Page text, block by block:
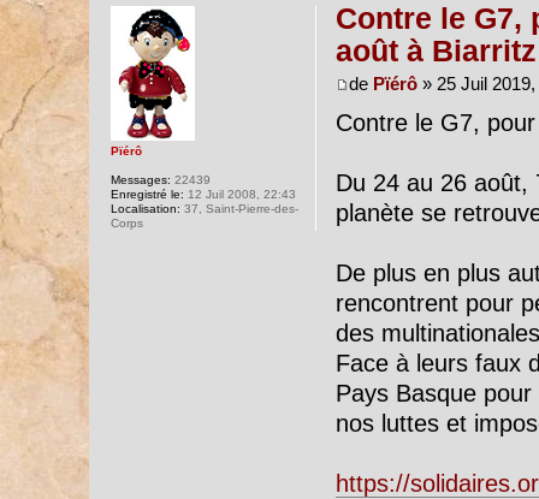
Contre le G7,
août à Biarritz
de Pïérô» 25 Juil 2019,
Contre le G7,
Du 24 au 26 août,
planète se
De plus en plus
rencontrent pour
des
Face à leurs faux
Pays Basque
nos luttes et
https://
Pïérô
Messages: 22439
Enregistré le: 12 Juil 2008, 22:43
Localisation: 37, Saint-Pierre-des-
Corps